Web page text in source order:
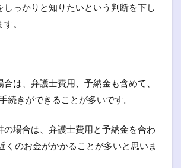
しっかりと知りたいという判断を下し
。
は、弁護士費用、予納金も含めて、
続きができることが多いです。
の場合は、弁護士費用と予納金を合わ
くのお金がかかることが多いと思いま